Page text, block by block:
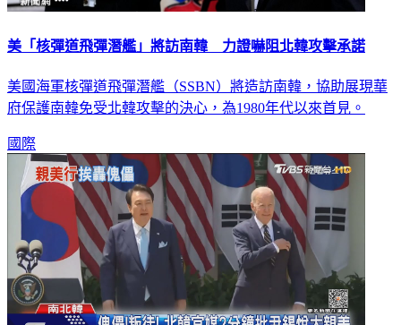
美「核彈道飛彈潛艦」將訪南韓 力證嚇阻北韓攻擊承諾
美國海軍核彈道飛彈潛艦（SSBN）將造訪南韓，協助展現華
府保護南韓免受北韓攻擊的決心，為1980年代以來首見。
國際